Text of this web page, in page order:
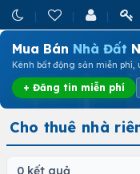
Mua Bán Nhà Đất
Kênh bất động sản miễn phí,
+ Đăng tin miễn phí
Cho thuê nhà
0 kết quả